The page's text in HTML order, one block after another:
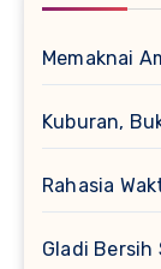
Memaknai
Kuburan,
Rahasia
Gladi Bersih